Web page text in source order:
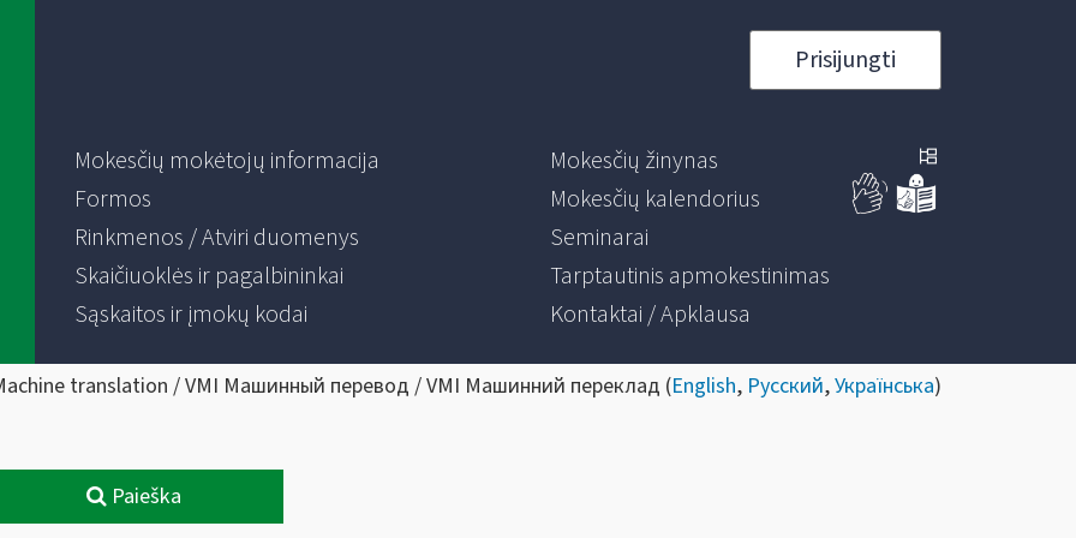
Prisijungti
Mokesčių mokėtojų informacija
Formos
Rinkmenos / Atviri duomenys
Skaičiuoklės ir pagalbininkai
Sąskaitos ir įmokų kodai
Mokesčių žinynas
Mokesčių kalendorius
Seminarai
Tarptautinis apmokestinimas
Kontaktai / Apklausa
translation / VMI Машинный перевод / VMI Машинний переклад (English, Русский,Українська)
Paieška